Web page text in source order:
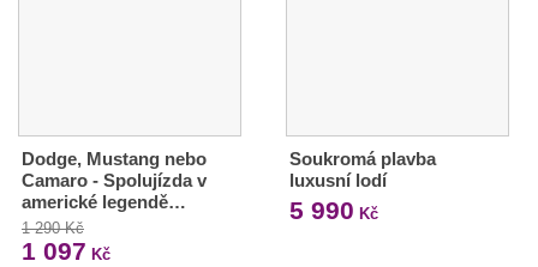
Dodge, Mustang nebo
Camaro - Spolujízda v
americké legendě…
1 290 Kč
1 097 Kč
Soukromá plavba
luxusní lodí
5 990 Kč